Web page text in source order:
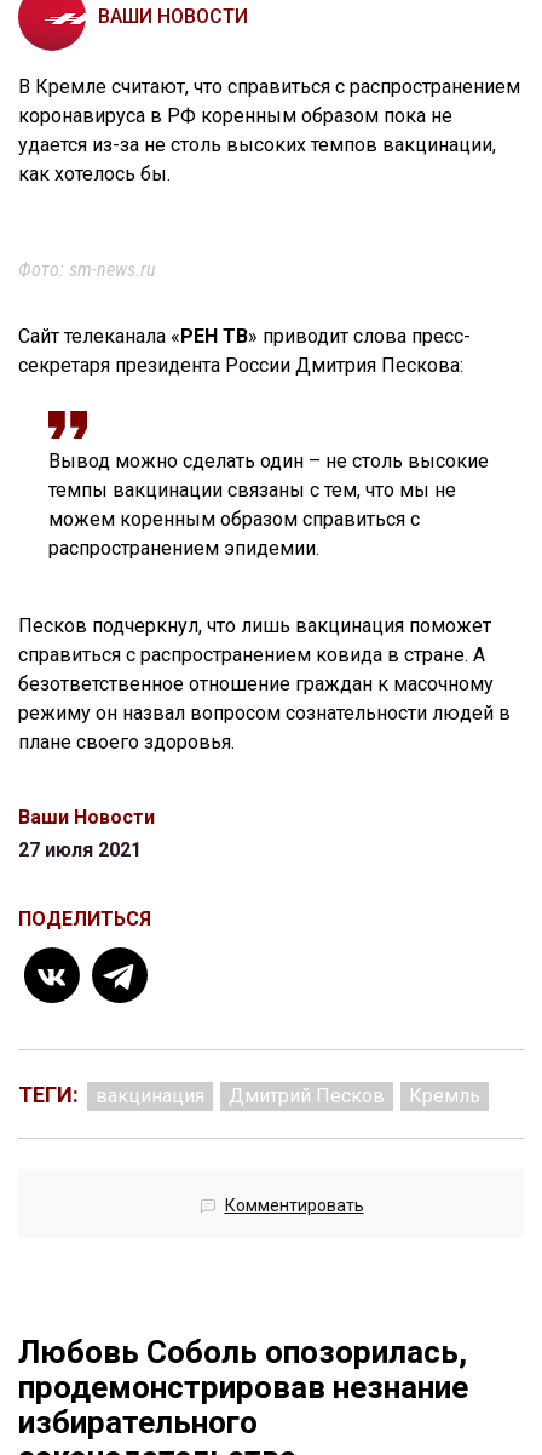
ВАШИ НОВОСТИ
В Кремле считают, что справиться с распространением
коронавируса в РФ коренным образом пока не
удается из-за не столь высоких темпов вакцинации,
как хотелось бы.
Фото: sm-news.ru
Сайт телеканала « РЕН ТВ» приводит слова пресс-
секретаря президента России Дмитрия Пескова:
Вывод можно сделать один – не столь высокие
темпы вакцинации связаны с тем, что мы не
можем коренным образом справиться с
распространением эпидемии.
Песков подчеркнул, что лишь вакцинация поможет
справиться с распространением ковида в стране. А
безответственное отношение граждан к масочному
режиму он назвал вопросом сознательности людей в
плане своего здоровья.
Ваши Новости
27 июля 2021
ПОДЕЛИТЬСЯ
ТЕГИ: вакцинация Дмитрий Песков Кремль
Комментировать
Любовь Соболь опозорилась,
продемонстрировав незнание
избирательного